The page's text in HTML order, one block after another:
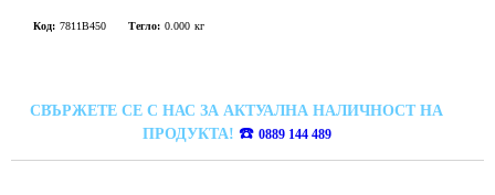
Код: 7811B450 Тегло: 0.000 кг
СВЪРЖЕТЕ СЕ С НАС ЗА АКТУАЛНА НАЛИЧНОСТ НА
ПРОДУКТА! ☎️ 0889 144 489